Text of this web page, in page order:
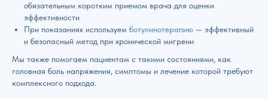
обязательным коротким приемом врача для оценки
эффективности
При показаниях используем ботулинотерапию — эффективный
и безопасный метод при хронической мигрени
Мы также помогаем пациентам с такими состояниями, как
головная боль напряжения, симптомы и лечение которой требуют
комплексного подхода.